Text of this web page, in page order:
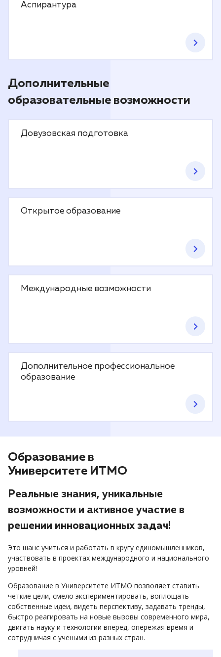
Аспирантура
Дополнительные
образовательные возможности
Довузовская подготовка
Открытое образование
Международные возможности
Дополнительное профессиональное
образование
Образование в
Университете ИТМО
Реальные знания, уникальные
возможности и активное участие в
решении инновационных задач!
Это шанс учиться и работать в кругу единомышленников,
участвовать в проектах международного и национального
уровней!
Образование в Университете ИТМО позволяет ставить
чёткие цели, смело экспериментировать, воплощать
собственные идеи, видеть перспективу, задавать тренды,
быстро реагировать на новые вызовы современного мира,
двигать науку и технологии вперед, опережая время и
сотрудничая с учеными из разных стран.